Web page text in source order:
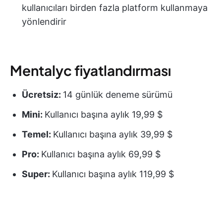
kullanıcıları birden fazla platform kullanmaya
yönlendirir
Mentalyc fiyatlandırması
Ücretsiz: 14 günlük deneme sürümü
Mini: Kullanıcı başına aylık 19,99 $
Temel: Kullanıcı başına aylık 39,99 $
Pro: Kullanıcı başına aylık 69,99 $
Super: Kullanıcı başına aylık 119,99 $